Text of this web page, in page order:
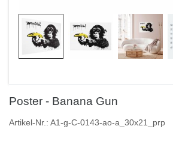
Poster - Banana Gun
Artikel-Nr.: A1-g-C-0143-ao-a_30x21_prp